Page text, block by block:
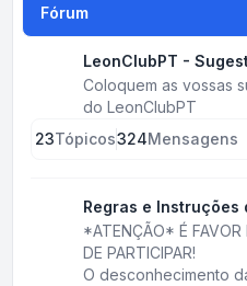
Fórum
LeonClubPT -
Coloquem as vossas
do LeonClubPT
23Tópicos324Mensagens
Regras e Instruções
*ATENÇÃO* É FAVOR
DE PARTICIPAR!
O desconhecimento